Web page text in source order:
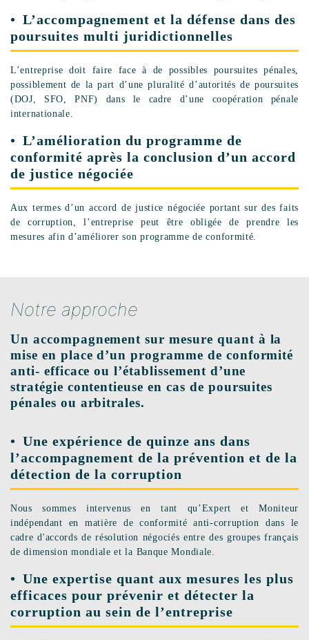
L’accompagnement et la défense dans des
poursuites multi juridictionnelles
L’entreprise doit faire face à de possibles poursuites pénales,
possiblement de la part d’une pluralité d’autorités de poursuites
(DOJ, SFO, PNF) dans le cadre d’une coopération pénale
internationale.
L’amélioration du programme de
conformité après la conclusion d’un accord
de justice négociée
Aux termes d’un accord de justice négociée portant sur des faits
de corruption, l’entreprise peut être obligée de prendre les
mesures afin d’améliorer son programme de conformité.
Notre approche
Un accompagnement sur mesure quant à la
mise en place d’un programme de conformité
anti- efficace ou l’établissement d’une
stratégie contentieuse en cas de poursuites
pénales ou arbitrales.
Une expérience de quinze ans dans
l’accompagnement de la prévention et de la
détection de la corruption
Nous sommes intervenus en tant qu’Expert et Moniteur
indépendant en matière de conformité anti-corruption dans le
cadre d'accords de résolution négociés entre des groupes français
de dimension mondiale et la Banque Mondiale.
Une expertise quant aux mesures les plus
efficaces pour prévenir et détecter la
corruption au sein de l’entreprise